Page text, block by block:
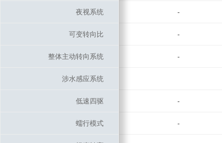
夜视系统 -
可变转向比 -
整体主动转向系统 -
涉水感应系统
低速四驱 -
蠕行模式 -
夜视系统
可变转向比
整体主动转向系统
涉水感应系统
低速四驱
蠕行模式